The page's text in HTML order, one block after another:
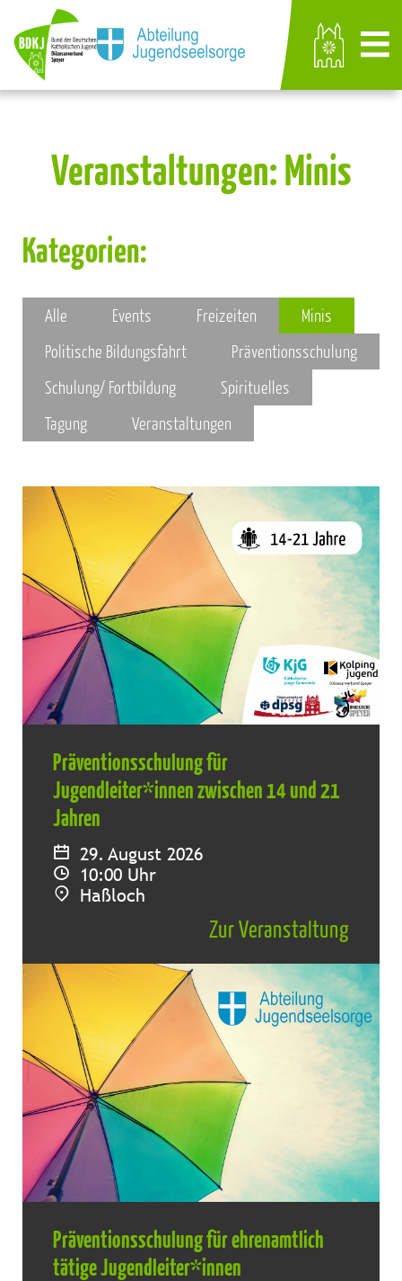
Veranstaltungen: Minis
Kategorien:
Alle Events Freizeiten
Minis
Politische Bildungsfahrt
Präventionsschulung
Schulung/ Fortbildung
Spirituelles
Tagung
Veranstaltungen
Präventionsschulung für
Jugendleiter*innen zwischen 14 und 21
Jahren
29. August 2026
10:00 Uhr
Haßloch
Zur Veranstaltung
Präventionsschulung für ehrenamtlich
tätige Jugendleiter*innen